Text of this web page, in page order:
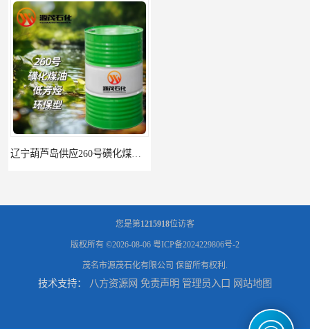
您是第1215918位访客
版权所有 ©2026-08-06 粤ICP备2024229806号-2
茂名市源茂石化有限公司 保留所有权利.
技术支持： 八方资源网 免责声明 管理员入口 网站地图